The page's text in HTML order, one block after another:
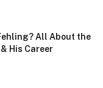
All About the
His Career